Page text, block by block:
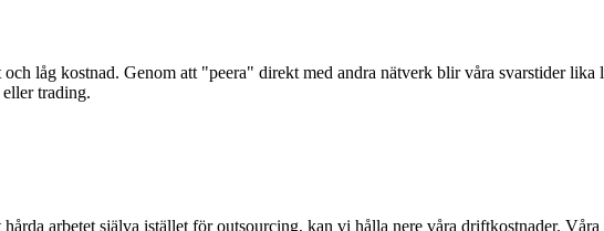
låg kostnad. Genom att "peera" direkt med andra nätverk blir våra svarstider lika
trading.
arbetet själva istället för outsourcing, kan vi hålla nere våra driftkostnader.